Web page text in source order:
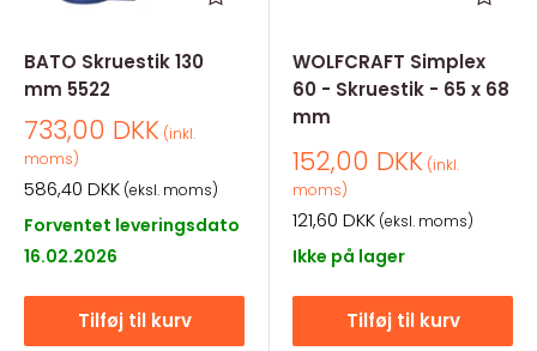
BATO Skruestik 130
mm 5522
Salgspris
733,00 DKK (inkl.
moms)
Salgspris
586,40 DKK (eksl. moms)
Forventet leveringsdato
16.02.2026
Tilføj til kurv
WOLFCRAFT Simplex
60 - Skruestik - 65 x 68
mm
Salgspris
152,00 DKK (inkl.
moms)
Salgspris
121,60 DKK (eksl. moms)
Ikke på lager
Tilføj til kurv